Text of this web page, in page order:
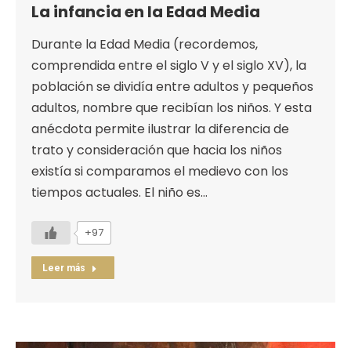
La infancia en la Edad Media
Durante la Edad Media (recordemos,
comprendida entre el siglo V y el siglo XV), la
población se dividía entre adultos y pequeños
adultos, nombre que recibían los niños. Y esta
anécdota permite ilustrar la diferencia de
trato y consideración que hacia los niños
existía si comparamos el medievo con los
tiempos actuales. El niño es…
+97
Leer más